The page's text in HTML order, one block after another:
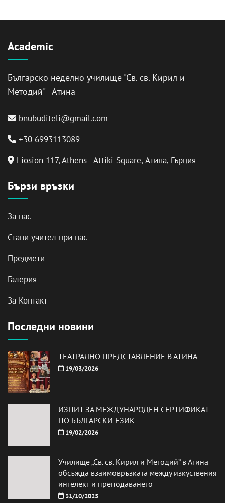
Academic
Българско неделно училище "Св. св. Кирил и
Методий" - Атина
bnubuditeli@gmail.com
+30 6993113089
Liosion 117, Athens - Attiki Square, Атина, Гърция
Бързи връзки
За нас
Стани учител при нас
Предмети
Галерия
За Контакт
Последни новини
ТЕАТРАЛНО ПРЕДСТАВЛЕНИЕ В АТИНА
19/03/2026
ИЗПИТ ЗА МЕЖДУНАРОДЕН СЕРТИФИКАТ
ПО БЪЛГАРСКИ ЕЗИК
19/02/2026
Училище „Св. св. Кирил и Методий” в Атина
обсъжда взаимовръзката между изкуствения
интелект и преподаването
31/10/2025